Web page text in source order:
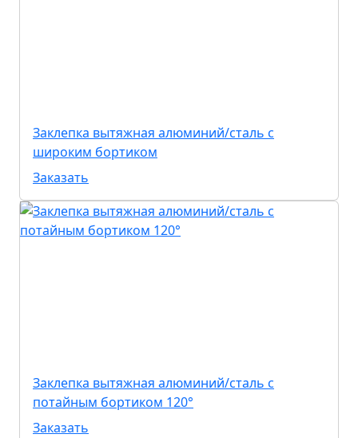
Заклепка вытяжная алюминий/сталь с
широким бортиком
Заказать
Заклепка вытяжная алюминий/сталь с
потайным бортиком 120°
Заказать